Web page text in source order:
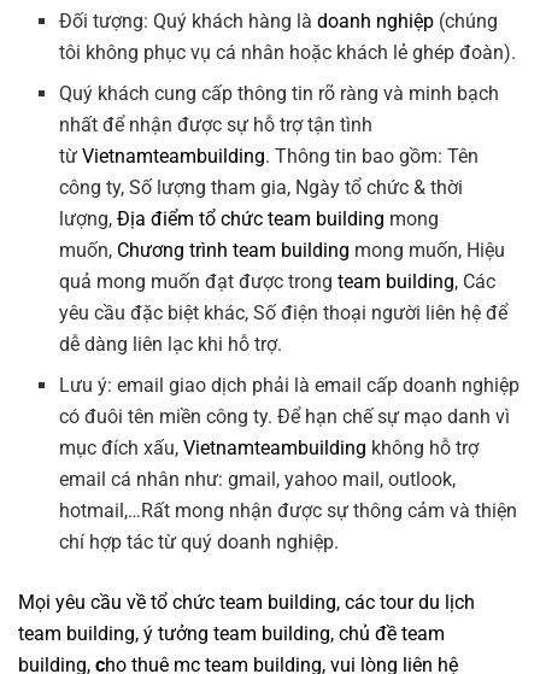
Đối tượng: Quý khách hàng làdoanh nghiệp (chúng
tôi không phục vụ cá nhân hoặc khách lẻ ghép đoàn).
Quý khách cung cấp thông tin rõ ràng và minh bạch
nhất để nhận được sự hỗ trợ tận tình
từVietnamteambuilding. Thông tin bao gồm: Tên
công ty, Số lượng tham gia, Ngày tổ chức & thời
lượng,Địa điểm tổ chức team building mong
muốn, Chương trình team building mong muốn, Hiệu
quả mong muốn đạt được trongteam building, Các
yêu cầu đặc biệt khác, Số điện thoại người liên hệ để
dễ dàng liên lạc khi hỗ trợ.
Lưu ý: email giao dịch phải là email cấp doanh nghiệp
có đuôi tên miền công ty. Để hạn chế sự mạo danh vì
mục đích xấu,Vietnamteambuilding không hỗ trợ
email cá nhân như: gmail, yahoo mail, outlook,
hotmail,…Rất mong nhận được sự thông cảm và thiện
chí hợp tác từ quý doanh nghiệp.
Mọi yêu cầu về tổ chức team building, các tourdu lịch
team building, ý tưởng team building, chủ đề team
building, cho thuê mc team building, vui lòng liên hệ